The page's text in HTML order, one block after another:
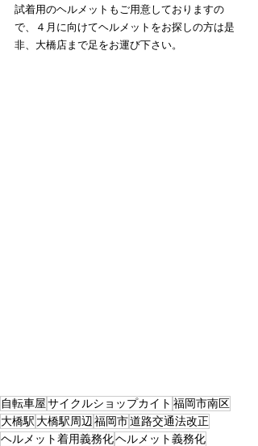
試着用のヘルメットもご用意しておりますの
で、４月に向けてヘルメットをお探しの方は是
非、大橋店まで足をお運び下さい。
自転車屋 サイクルショップカイト 福岡市南区
大橋駅 大橋駅周辺 福岡市道路交通法改正
ヘルメット着用義務化ヘルメット義務化